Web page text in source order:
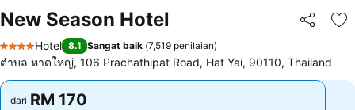
New Season Hotel Kongsi
4 Bintang
Hotel 8.1 Sangat baik (7,519 penilaian)
ตําบล หาดใหญ่, 106 Prachathipat Road, Hat Yai, 90110, Thailand
dari RM 170
dari RM 170